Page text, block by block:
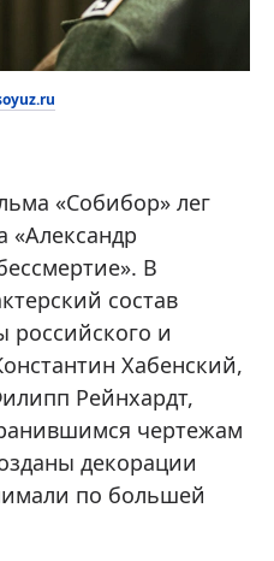
«Собибор» лег
«Александр
В
состав
российского и
Хабенский,
Рейнхардт,
чертежам
декорации
по большей